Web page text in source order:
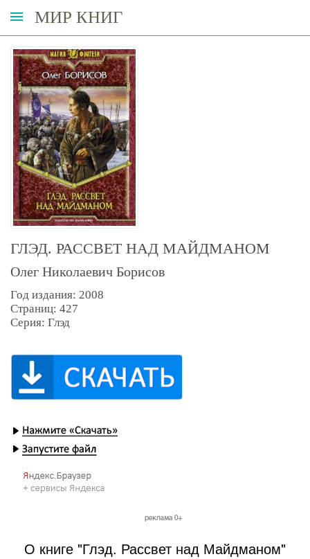
МИР КНИГ
ГЛЭД. РАССВЕТ НАД МАЙДМАНОМ
Олег Николаевич Борисов
Год издания: 2008
Страниц: 427
Серия: Глэд
О книге "Глэд. Рассвет над Майдманом"